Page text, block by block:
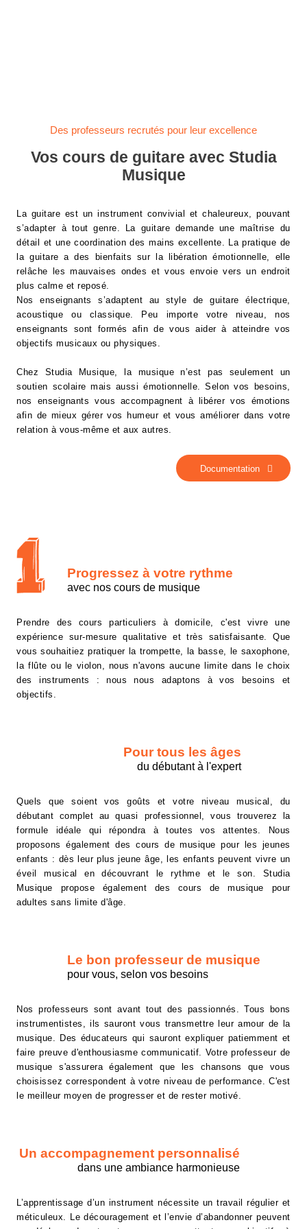
Des professeurs recrutés pour leur excellence
Vos cours de guitare avec Studia
Musique
La guitare est un instrument convivial et chaleureux, pouvant
s’adapter à tout genre. La guitare demande une maîtrise du
détail et une coordination des mains excellente. La pratique de
la guitare a des bienfaits sur la libération émotionnelle, elle
relâche les mauvaises ondes et vous envoie vers un endroit
plus calme et reposé.
Nos enseignants s’adaptent au style de guitare électrique,
acoustique ou classique. Peu importe votre niveau, nos
enseignants sont formés afin de vous aider à atteindre vos
objectifs musicaux ou physiques.
Chez Studia Musique, la musique n’est pas seulement un
soutien scolaire mais aussi émotionnelle. Selon vos besoins,
nos enseignants vous accompagnent à libérer vos émotions
afin de mieux gérer vos humeur et vous améliorer dans votre
relation à vous-même et aux autres.
Documentation
Progressez à votre rythme
avec nos cours de musique
Prendre des cours particuliers à domicile, c'est vivre une
expérience sur-mesure qualitative et très satisfaisante. Que
vous souhaitiez pratiquer la trompette, la basse, le saxophone,
la flûte ou le violon, nous n'avons aucune limite dans le choix
des instruments : nous nous adaptons à vos besoins et
objectifs.
Pour tous les âges
du débutant à l'expert
Quels que soient vos goûts et votre niveau musical, du
débutant complet au quasi professionnel, vous trouverez la
formule idéale qui répondra à toutes vos attentes. Nous
proposons également des cours de musique pour les jeunes
enfants : dès leur plus jeune âge, les enfants peuvent vivre un
éveil musical en découvrant le rythme et le son. Studia
Musique propose également des cours de musique pour
adultes sans limite d'âge.
Le bon professeur de musique
pour vous, selon vos besoins
Nos professeurs sont avant tout des passionnés. Tous bons
instrumentistes, ils sauront vous transmettre leur amour de la
musique. Des éducateurs qui sauront expliquer patiemment et
faire preuve d'enthousiasme communicatif. Votre professeur de
musique s'assurera également que les chansons que vous
choisissez correspondent à votre niveau de performance. C'est
le meilleur moyen de progresser et de rester motivé.
Un accompagnement personnalisé
dans une ambiance harmonieuse
L’apprentissage d’un instrument nécessite un travail régulier et
méticuleux. Le découragement et l’envie d’abandonner peuvent